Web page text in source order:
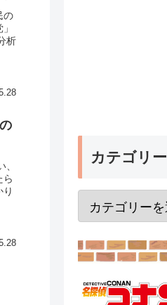
の
析
ら
カテゴリー